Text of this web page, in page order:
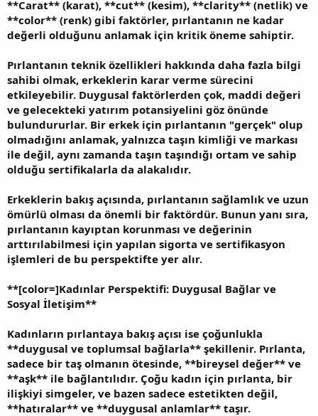
**Carat** (karat), **cut** (kesim), **clarity** (netlik) ve
**color** (renk) gibi faktörler, pırlantanın ne kadar
değerli olduğunu anlamak için kritik öneme sahiptir.
Pırlantanın teknik özellikleri hakkında daha fazla bilgi
sahibi olmak, erkeklerin karar verme sürecini
etkileyebilir. Duygusal faktörlerden çok, maddi değeri
ve gelecekteki yatırım potansiyelini göz önünde
bulundururlar. Bir erkek için pırlantanın "gerçek" olup
olmadığını anlamak, yalnızca taşın kimliği ve markası
ile değil, aynı zamanda taşın taşındığı ortam ve sahip
olduğu sertifikalarla da alakalıdır.
Erkeklerin bakış açısında, pırlantanın sağlamlık ve uzun
ömürlü olması da önemli bir faktördür. Bunun yanı sıra,
pırlantanın kayıptan korunması ve değerinin
arttırılabilmesi için yapılan sigorta ve sertifikasyon
işlemleri de bu perspektifte yer alır.
**[color=]Kadınlar Perspektifi: Duygusal Bağlar ve
Sosyal İletişim**
Kadınların pırlantaya bakış açısı ise çoğunlukla
**duygusal ve toplumsal bağlarla** şekillenir. Pırlanta,
sadece bir taş olmanın ötesinde, **bireysel değer** ve
**aşk** ile bağlantılıdır. Çoğu kadın için pırlanta, bir
ilişkiyi simgeler, ve bazen sadece estetikten değil,
**hatıralar** ve **duygusal anlamlar** taşır.